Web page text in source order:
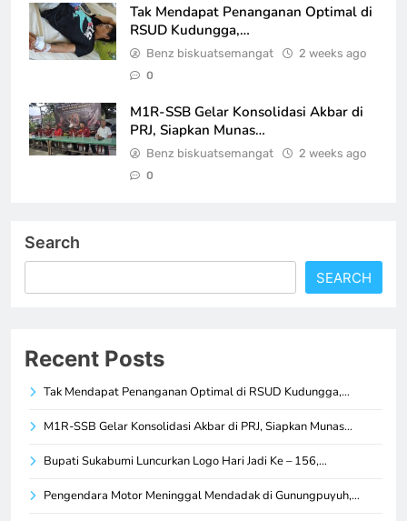
Tak Mendapat Penanganan Optimal di
RSUD Kudungga,…
Benz biskuatsemangat 2 weeks ago
0
M1R-SSB Gelar Konsolidasi Akbar di
PRJ, Siapkan Munas…
Benz biskuatsemangat 2 weeks ago
0
Search
SEARCH
Recent Posts
Tak Mendapat Penanganan Optimal di RSUD Kudungga,…
M1R-SSB Gelar Konsolidasi Akbar di PRJ, Siapkan Munas…
Bupati Sukabumi Luncurkan Logo Hari Jadi Ke – 156,…
Pengendara Motor Meninggal Mendadak di Gunungpuyuh,…